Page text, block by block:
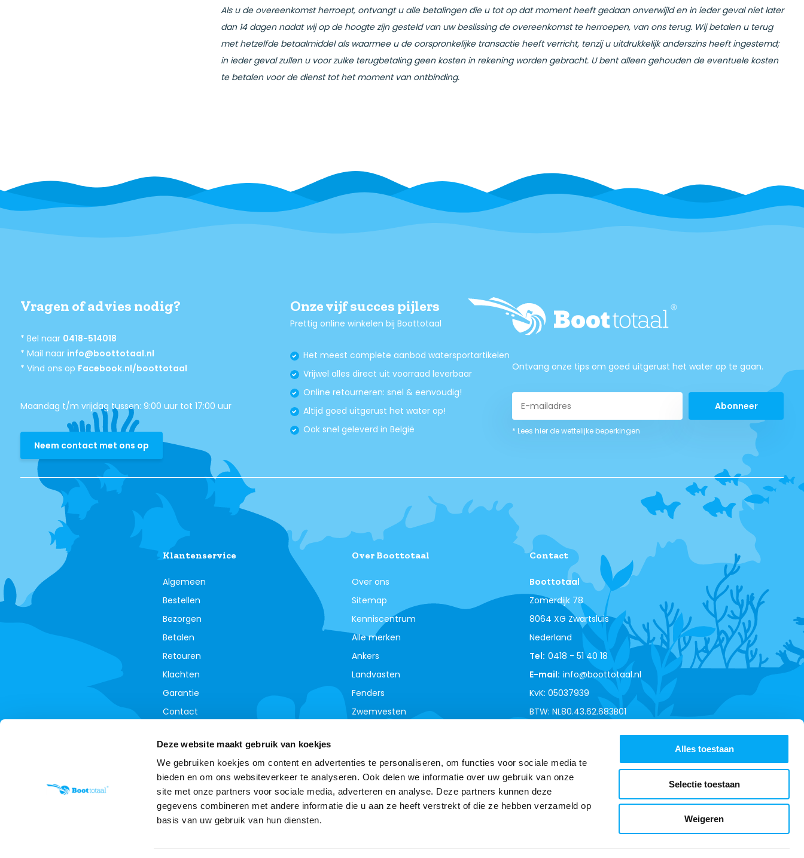
Deze website maakt gebruik van koekjes
We gebruiken koekjes om content en advertenties te personaliseren, om functies voor sociale media te
bieden en om ons websiteverkeer te analyseren. Ook delen we informatie over uw gebruik van onze
site met onze partners voor sociale media, adverteren en analyse. Deze partners kunnen deze
gegevens combineren met andere informatie die u aan ze heeft verstrekt of die ze hebben verzameld op
basis van uw gebruik van hun diensten.
Alles toestaan
Selectie toestaan
Weigeren
Als u de overeenkomst herroept, ontvangt u alle betalingen die u tot op dat moment heeft gedaan onverwijld en in ieder geval niet later
dan 14 dagen nadat wij op de hoogte zijn gesteld van uw beslissing de overeenkomst te herroepen, van ons terug. Wij betalen u terug
met hetzelfde betaalmiddel als waarmee u de oorspronkelijke transactie heeft verricht, tenzij u uitdrukkelijk anderszins heeft ingestemd;
in ieder geval zullen u voor zulke terugbetaling geen kosten in rekening worden gebracht. U bent alleen gehouden de eventuele kosten
te betalen voor de dienst tot het moment van ontbinding.
Vragen of advies nodig?
* Bel naar 0418-514018
* Mail naar info@boottotaal.nl
* Vind ons op Facebook.nl/boottotaal
Maandag t/m vrijdag tussen: 9:00 uur tot 17:00 uur
Neem contact met ons op
Onze vijf succes pijlers
Prettig online winkelen bij Boottotaal
Het meest complete aanbod watersportartikelen
Vrijwel alles direct uit voorraad leverbaar
Online retourneren: snel & eenvoudig!
Altijd goed uitgerust het water op!
Ook snel geleverd in België
Ontvang onze tips om goed uitgerust het water op te gaan.
Abonneer
* Lees hier de wettelijke beperkingen
Klantenservice
Algemeen
Bestellen
Bezorgen
Betalen
Retouren
Klachten
Garantie
Contact
Over Boottotaal
Over ons
Sitemap
Kenniscentrum
Alle merken
Ankers
Landvasten
Fenders
Zwemvesten
Contact
Boottotaal
Zomerdijk 78
8064 XG Zwartsluis
Nederland
Tel: 0418 - 51 40 18
E-mail: info@boottotaal.nl
KvK: 05037939
BTW: NL80.43.62.683B01
© Copyright 2026 - Theme By
van de Benelux !9,0- Ratings